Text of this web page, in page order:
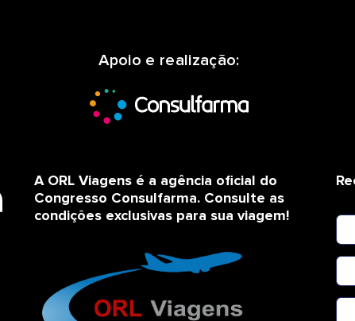
Apoio e realização:
A ORL Viagens é a agência oficial do
Congresso Consulfarma. Consulte as
condições exclusivas para sua viagem!